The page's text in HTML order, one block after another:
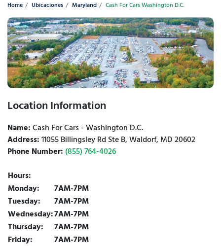
Home Ubicaciones Maryland Cash For Cars Washington D.C.
Location Information
Name:Cash For Cars - Washington D.C.
Address:11055 Billingsley Rd Ste B, Waldorf, MD 20602
Phone Number: (855) 764-4026
Hours:
Monday:
7AM-7PM
Tuesday:
7AM-7PM
Wednesday:7AM-7PM
Thursday:
7AM-7PM
Friday:
7AM-7PM